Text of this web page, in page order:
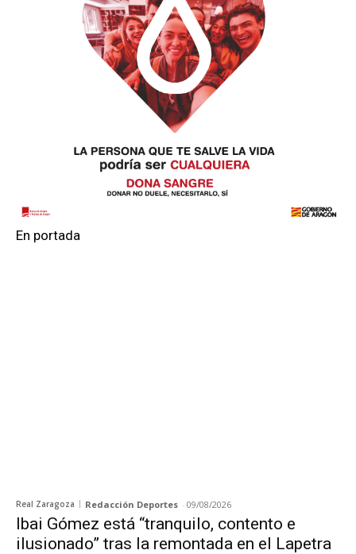
En portada
Real Zaragoza Redacción Deportes - 09/08/2026
Ibai Gómez está “tranquilo, contento e
ilusionado” tras la remontada en el Lapetra